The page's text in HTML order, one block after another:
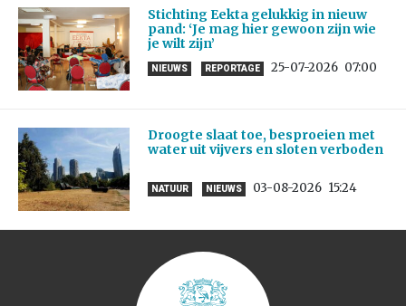
Stichting Eekta gelukkig in nieuw
pand: ‘Je mag hier gewoon zijn wie
je wilt zijn’
NIEUWS REPORTAGE 25-07-2026 07:00
Droogte slaat toe, besproeien met
water uit vijvers en sloten verboden
NATUUR NIEUWS 03-08-2026 15:24